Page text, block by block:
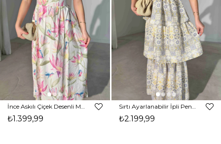
İnce Askılı Çiçek Desenli Midi Boy Gonzalo Kadın Elbise 26Y453
₺1.399,99
Sırtı Ayarlanabilir İpli Pencere Detaylı Maxi Boy Dandre Kadın Elbise 26Y452
₺2.199,99